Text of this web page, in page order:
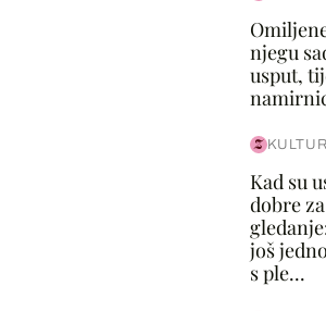
njegu
usput,
Kad su
dobre
još
s ple...